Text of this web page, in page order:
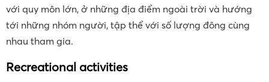
với quy môn lớn, ở những địa điểm ngoài trời và hướng
tới những nhóm người, tập thể với số lượng đông cùng
nhau tham gia.
Recreational activities